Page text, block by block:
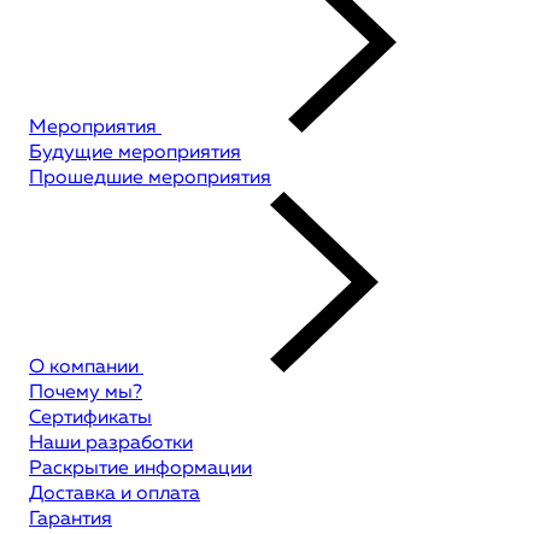
Мероприятия
Будущие мероприятия
Прошедшие мероприятия
О компании
Почему мы?
Сертификаты
Наши разработки
Раскрытие информации
Доставка и оплата
Гарантия